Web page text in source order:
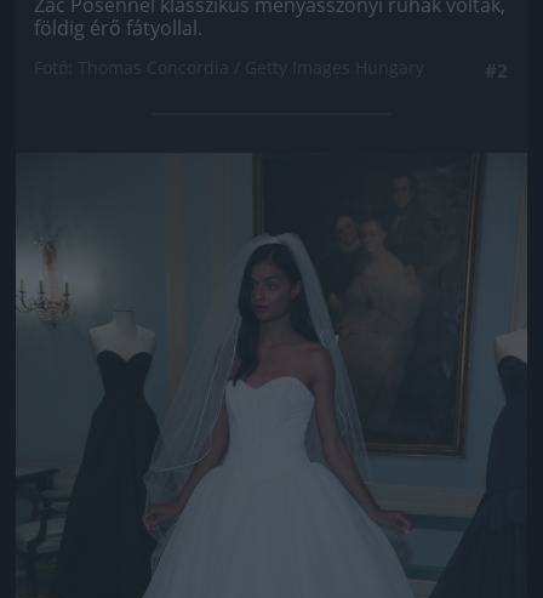
földig érő fátyollal.